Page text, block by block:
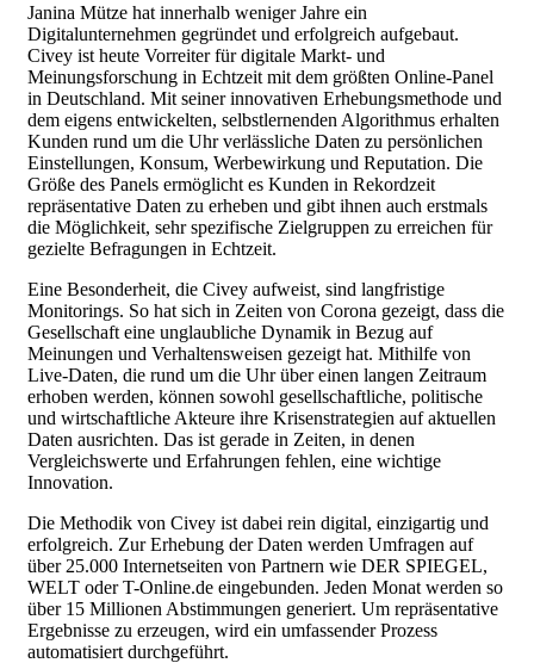
Janina Mütze hat innerhalb weniger Jahre ein
Digitalunternehmen gegründet und erfolgreich aufgebaut.
Civey ist heute Vorreiter für digitale Markt- und
Meinungsforschung in Echtzeit mit dem größten Online-Panel
in Deutschland. Mit seiner innovativen Erhebungsmethode und
dem eigens entwickelten, selbstlernenden Algorithmus erhalten
Kunden rund um die Uhr verlässliche Daten zu persönlichen
Einstellungen, Konsum, Werbewirkung und Reputation. Die
Größe des Panels ermöglicht es Kunden in Rekordzeit
repräsentative Daten zu erheben und gibt ihnen auch erstmals
die Möglichkeit, sehr spezifische Zielgruppen zu erreichen für
gezielte Befragungen in Echtzeit.
Eine Besonderheit, die Civey aufweist, sind langfristige
Monitorings. So hat sich in Zeiten von Corona gezeigt, dass die
Gesellschaft eine unglaubliche Dynamik in Bezug auf
Meinungen und Verhaltensweisen gezeigt hat. Mithilfe von
Live-Daten, die rund um die Uhr über einen langen Zeitraum
erhoben werden, können sowohl gesellschaftliche, politische
und wirtschaftliche Akteure ihre Krisenstrategien auf aktuellen
Daten ausrichten. Das ist gerade in Zeiten, in denen
Vergleichswerte und Erfahrungen fehlen, eine wichtige
Innovation.
Die Methodik von Civey ist dabei rein digital, einzigartig und
erfolgreich. Zur Erhebung der Daten werden Umfragen auf
über 25.000 Internetseiten von Partnern wie DER SPIEGEL,
WELT oder T-Online.de eingebunden. Jeden Monat werden so
über 15 Millionen Abstimmungen generiert. Um repräsentative
Ergebnisse zu erzeugen, wird ein umfassender Prozess
automatisiert durchgeführt.